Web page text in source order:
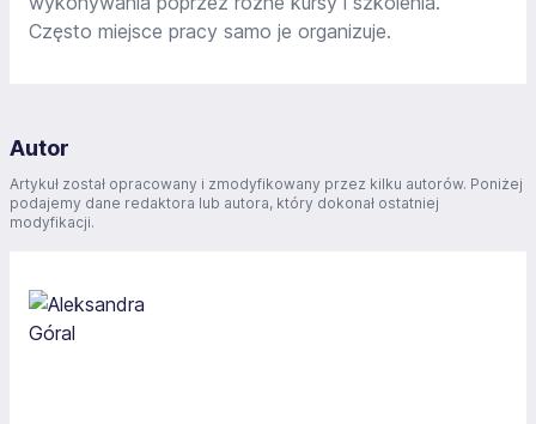
Często miejsce pracy samo je organizuje.
Autor
Artykuł został opracowany i zmodyfikowany przez kilku autorów. Poniżej
podajemy dane redaktora lub autora, który dokonał ostatniej
modyfikacji.